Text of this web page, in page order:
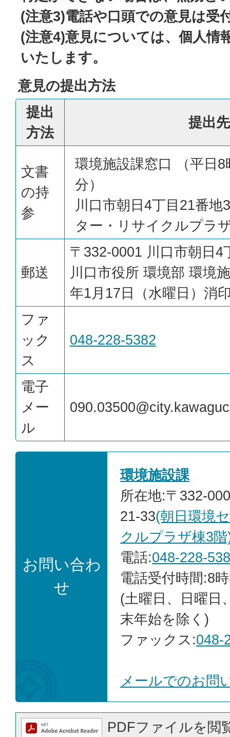
(注意3)電話や口頭での意見は受
(注意4)意見については、個人情
いたします。
意見の提出方法
提出
方法
提出先
文書
の持
参
環境施設課窓口 （平日
分）
川口市朝日4丁目21番
ター・リサイクルプラ
郵送
〒332-0001 川口市朝日4
川口市役所 環境部 環境
年1月17日（水曜日）消
ファ
ック
ス
048-228-5382
電子
メー
ル
お問い合わ
せ
環境施設課
所在地:〒332-
21-33(朝日環境
クルプラザ棟3
電話:048-228-
電話受付時間:8
(土曜日、日曜日
末年始を除く)
ファックス:048-
メールでのお問
PDFファイルを閲